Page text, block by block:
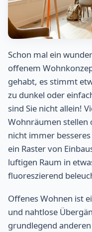
Schon mal ein
offenem
gehabt, es stimmt
zu dunkel oder
sind Sie nicht allein!
Wohnräumen stellen
nicht immer
ein Raster von
luftigen Raum in
fluoreszierend
Offenes Wohnen ist
und nahtlose
grundlegend